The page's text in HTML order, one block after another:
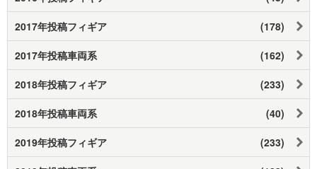
2017年投稿フィギア (178)
2017年投稿車両系 (162)
2018年投稿フィギア (233)
2018年投稿車両系 (40)
2019年投稿フィギア (233)